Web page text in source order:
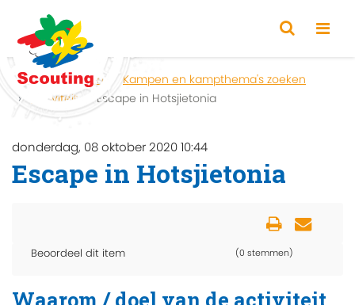
Home Zoeken
Kampen en kampthema's zoeken
Activiteit
Escape in Hotsjietonia
donderdag, 08 oktober 2020 10:44
Escape in Hotsjietonia
Beoordeel dit item (0 stemmen)
Waarom / doel van de activiteit